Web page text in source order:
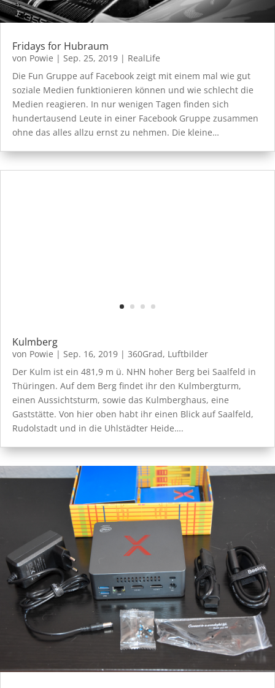
Fridays for Hubraum
von Powie | Sep. 25, 2019 | RealLife
Die Fun Gruppe auf Facebook zeigt mit einem mal wie gut
soziale Medien funktionieren können und wie schlecht die
Medien reagieren. In nur wenigen Tagen finden sich
hundertausend Leute in einer Facebook Gruppe zusammen
ohne das alles allzu ernst zu nehmen. Die kleine…
Kulmberg
von Powie | Sep. 16, 2019 | 360Grad, Luftbilder
Der Kulm ist ein 481,9 m ü. NHN hoher Berg bei Saalfeld in
Thüringen. Auf dem Berg findet ihr den Kulmbergturm,
einen Aussichtsturm, sowie das Kulmberghaus, eine
Gaststätte. Von hier oben habt ihr einen Blick auf Saalfeld,
Rudolstadt und in die Uhlstädter Heide….